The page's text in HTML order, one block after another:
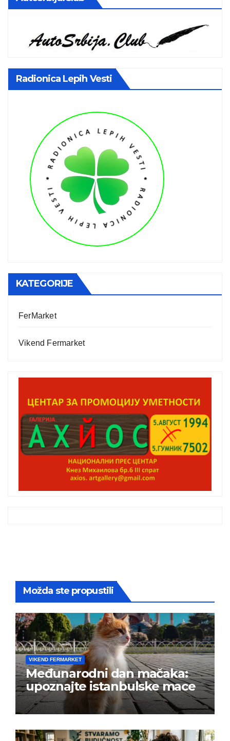
Radionica Lepih Vesti
KATEGORIJE
FerMarket
Vikend Fermarket
Možda ste propustili
VIKEND FERMARKET
Međunarodni dan mačaka:
upoznajte istanbulske mace